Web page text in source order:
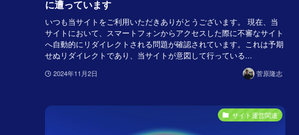
に遭っています
いつも当サイトをご利用いただきありがとうございます。 現在、当
サイトにおいて、スマートフォンからアクセスした際に不審なサイト
へ自動的にリダイレクトされる問題が確認されています。これは予期
せぬリダイレクトであり、当サイトが意図して行っている...
2024年11月2日 菅原隆志
サイト運営関連